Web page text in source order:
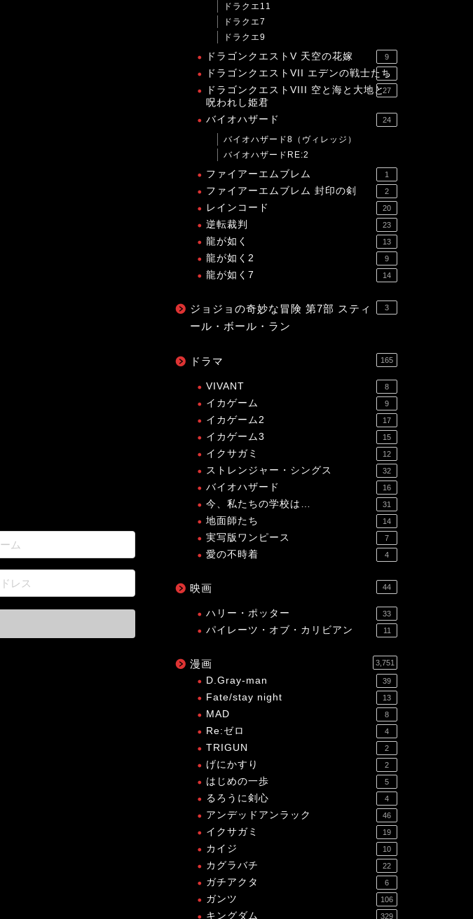
ドラクエ11
ドラクエ7
ドラクエ9
ドラゴンクエストV 天空の花嫁 9
ドラゴンクエストVII エデンの戦士たち
1
ドラゴンクエストVIII 空と海と大地と
呪われし姫君
27
バイオハザード 24
バイオハザード8（ヴィレッジ）
バイオハザードRE:2
ファイアーエムブレム 1
ファイアーエムブレム 封印の剣 2
レインコード 20
逆転裁判 23
龍が如く 13
龍が如く2 9
龍が如く7 14
ジョジョの奇妙な冒険 第7部 スティ
ール・ボール・ラン
3
ドラマ 165
VIVANT 8
イカゲーム 9
イカゲーム2 17
イカゲーム3 15
イクサガミ 12
ストレンジャー・シングス 32
バイオハザード 16
今、私たちの学校は… 31
地面師たち 14
実写版ワンピース 7
愛の不時着 4
映画 44
ハリー・ポッター 33
パイレーツ・オブ・カリビアン 11
漫画 3,751
D.Gray-man 39
Fate/stay night 13
MAD 8
Re:ゼロ 4
TRIGUN 2
げにかすり 2
はじめの一歩 5
るろうに剣心 4
アンデッドアンラック 46
イクサガミ 19
カイジ 10
カグラバチ 22
ガチアクタ 6
ガンツ 106
キングダム 329